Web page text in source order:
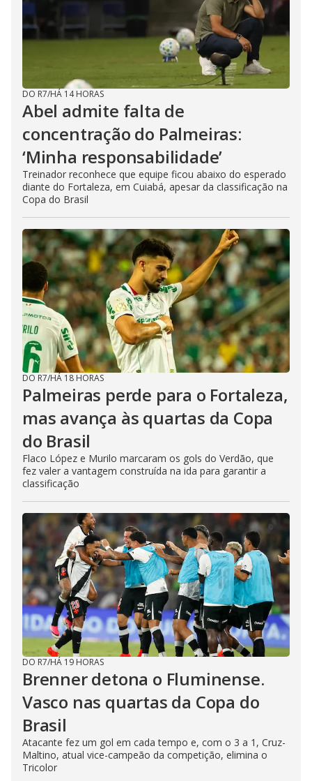
DO R7/HÁ 14 HORAS
Abel admite falta de
concentração do Palmeiras:
‘Minha responsabilidade’
Treinador reconhece que equipe ficou abaixo do esperado
diante do Fortaleza, em Cuiabá, apesar da classificação na
Copa do Brasil
DO R7/HÁ 18 HORAS
Palmeiras perde para o Fortaleza,
mas avança às quartas da Copa
do Brasil
Flaco López e Murilo marcaram os gols do Verdão, que
fez valer a vantagem construída na ida para garantir a
classificação
DO R7/HÁ 19 HORAS
Brenner detona o Fluminense.
Vasco nas quartas da Copa do
Brasil
Atacante fez um gol em cada tempo e, com o 3 a 1, Cruz-
Maltino, atual vice-campeão da competição, elimina o
Tricolor